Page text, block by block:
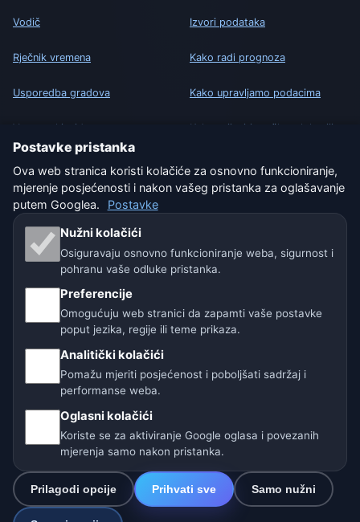
Vodič
Rječnik vremena
Usporedba gradova
Vremenski widget
Izvori podataka
Kako radi prognoza
Kako upravljamo podacima
Kako prijaviti grešku u lokaciji
PRAVNO
Zaštita privatnosti
Kolačići
Uvjeti korištenja
Isključenje odgovornosti
Pomažemo životinjama
Postavke
Naše vremenske stranice:
🇭🇷 Hrvatska 🇧🇬 Bugarska
Postavke pristanka
Ova web stranica koristi kolačiće za osnovno funkcioniranje,
mjerenje posjećenosti i nakon vašeg pristanka za oglašavanje
putem Googlea.
Postavke
Nužni kolačići
Osiguravaju osnovno funkcioniranje weba, sigurnost i
pohranu vaše odluke pristanka.
Preferencije
Omogućuju web stranici da zapamti vaše postavke
poput jezika, regije ili teme prikaza.
Analitički kolačići
Pomažu mjeriti posjećenost i poboljšati sadržaj i
performanse weba.
Oglasni kolačići
Koriste se za aktiviranje Google oglasa i povezanih
mjerenja samo nakon pristanka.
Prilagodi opcije Prihvati sve Samo nužni